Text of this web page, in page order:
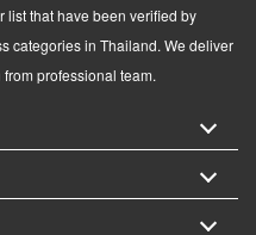
list that have been verified by
categories in Thailand. We deliver
professional team.